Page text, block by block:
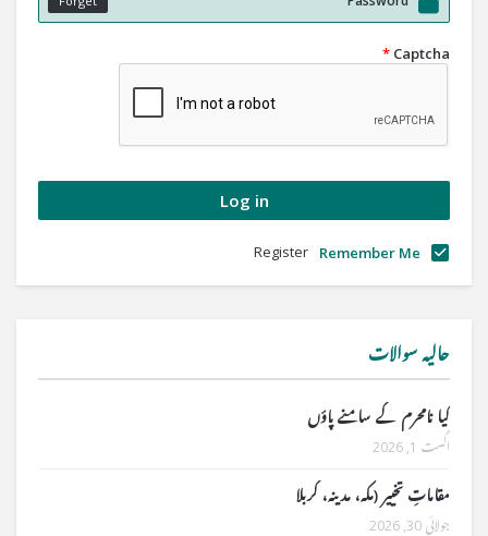
Captcha
*
Remember Me
Register
حالیہ سوالات
کیا نامحرم کے سامنے پاؤں
اگست 1, 2026
مقاماتِ تخییر (مکہ، مدینہ، کربلا
جولائی 30, 2026